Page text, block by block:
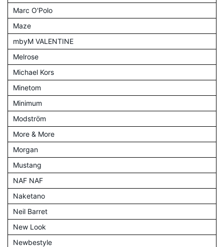
Marc O'Polo
Maze
mbyM VALENTINE
Melrose
Michael Kors
Minetom
Minimum
Modström
More & More
Morgan
Mustang
NAF NAF
Naketano
Neil Barret
New Look
Newbestyle